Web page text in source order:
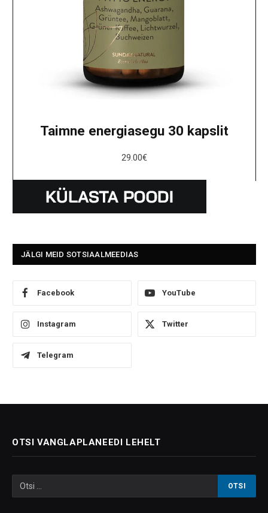
Taimne energiasegu 30 kapslit
29.00€
JÄLGI MEID SOTSIAALMEEDIAS
Facebook YouTube
Instagram Twitter
Telegram
OTSI VANGLAPLANEEDI LEHELT